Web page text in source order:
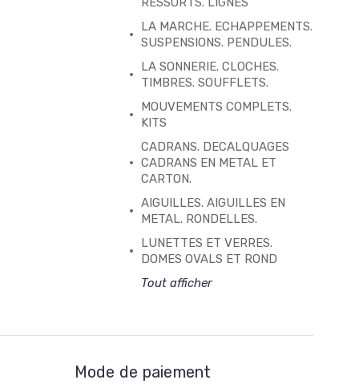
LA MARCHE. ECHAPPEMENTS.
SUSPENSIONS. PENDULES.
LA SONNERIE. CLOCHES.
TIMBRES. SOUFFLETS.
MOUVEMENTS COMPLETS.
KITS
CADRANS. DECALQUAGES
CADRANS EN METAL ET
CARTON.
AIGUILLES. AIGUILLES EN
METAL. RONDELLES.
LUNETTES ET VERRES.
DOMES OVALS ET ROND
Tout afficher
Mode de paiement